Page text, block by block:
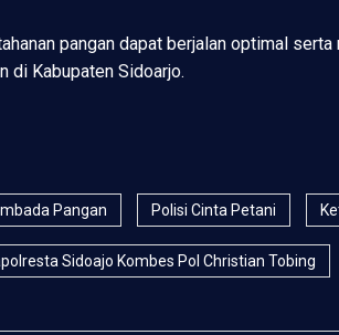
pangan dapat berjalan optimal
di Kabupaten Sidoarjo.
Pangan Polisi Cinta Petani
Sidoajo Kombes Pol Christian Tobing